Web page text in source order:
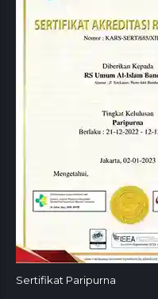
Sertifikat Paripurna